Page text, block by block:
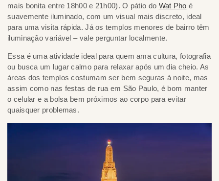
mais bonita entre 18h00 e 21h00). O pátio do Wat Pho é
suavemente iluminado, com um visual mais discreto, ideal
para uma visita rápida. Já os templos menores de bairro têm
iluminação variável – vale perguntar localmente.
Essa é uma atividade ideal para quem ama cultura, fotografia
ou busca um lugar calmo para relaxar após um dia cheio. As
áreas dos templos costumam ser bem seguras à noite, mas
assim como nas festas de rua em São Paulo, é bom manter
o celular e a bolsa bem próximos ao corpo para evitar
quaisquer problemas.